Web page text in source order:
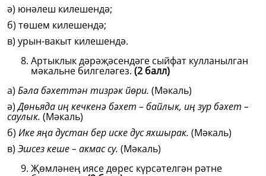
ә) юнәлеш килешендә;
б) төшем килешендә;
в) урын-вакыт килешендә.
Артыклык дәрәҗәсендәге сыйфат кулланылган
мәкальне билгеләгез. (2 балл)
а) Бәла бәхеттән тизрәк йөри. (Мәкаль)
ә)Дөньяда иң кечкенә бәхет – байлык, иң зур бәхет –
саулык. (Мәкаль)
б) Ике яңа дустан бер иске дус яхшырак. (Мәкаль)
в) Эшсез кеше – акмас су. (Мәкаль)
Җөмләнең иясе дөрес күрсәтелгән рәтне